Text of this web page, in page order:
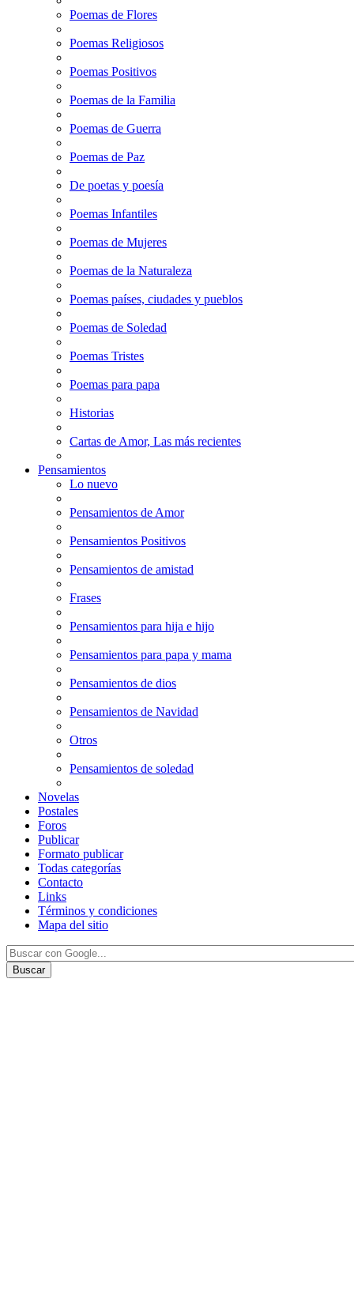
Poemas de Flores
Poemas Religiosos
Poemas Positivos
Poemas de la Familia
Poemas de Guerra
Poemas de Paz
De poetas y poesía
Poemas Infantiles
Poemas de Mujeres
Poemas de la Naturaleza
Poemas países, ciudades y pueblos
Poemas de Soledad
Poemas Tristes
Poemas para papa
Historias
Cartas de Amor, Las más recientes
Pensamientos
Lo nuevo
Pensamientos de Amor
Pensamientos Positivos
Pensamientos de amistad
Frases
Pensamientos para hija e hijo
Pensamientos para papa y mama
Pensamientos de dios
Pensamientos de Navidad
Otros
Pensamientos de soledad
Novelas
Postales
Foros
Publicar
Formato publicar
Todas categorías
Contacto
Links
Términos y condiciones
Mapa del sitio
Buscar